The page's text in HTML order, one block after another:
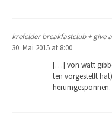
krefelder breakfastclub + give
30. Mai 2015 at 8:00
[…] von watt
ten vorgestellt